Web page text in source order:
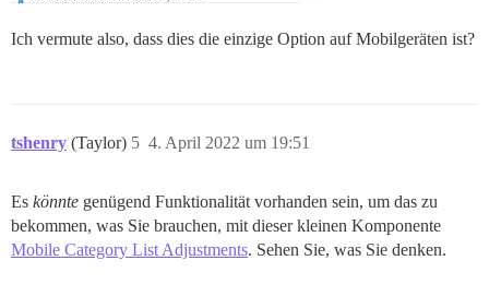
Ich vermute also, dass dies die einzige Option auf Mobilgeräten ist?
tshenry (Taylor) 4. April 2022 um 19:51
5
Es könnte genügend Funktionalität vorhanden sein, um das zu
bekommen, was Sie brauchen, mit dieser kleinen Komponente
Mobile Category List Adjustments. Sehen Sie, was Sie denken.